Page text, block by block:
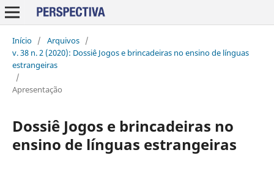
Início / Arquivos /
v. 38 n. 2 (2020): Dossiê Jogos e brincadeiras no ensino de línguas
estrangeiras
/
Apresentação
Dossiê Jogos e brincadeiras no
ensino de línguas estrangeiras